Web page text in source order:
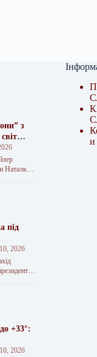
з
Наталки
під
2026
+33°:
2026
и